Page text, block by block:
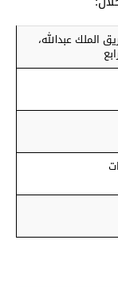
الملك عبدالله،